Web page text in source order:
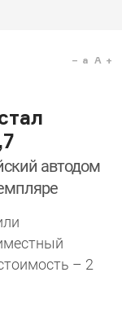
a A
автодом
– 2